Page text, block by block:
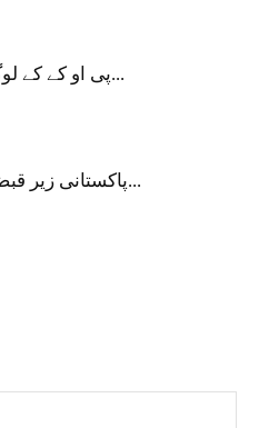
پی او کے کے لوگ کیا سوچ ر...
پاکستانی زیر قبضہ کشمیر ک...